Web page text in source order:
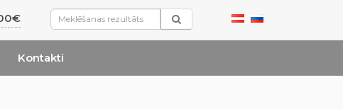
Kontakti